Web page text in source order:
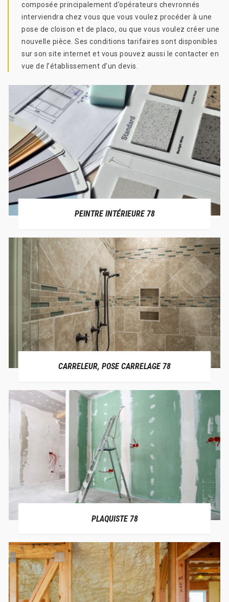
composée principalement d’opérateurs chevronnés
interviendra chez vous que vous voulez procéder à une
pose de cloison et de placo, ou que vous voulez créer une
nouvelle pièce. Ses conditions tarifaires sont disponibles
sur son site internet et vous pouvez aussi le contacter en
vue de l’établissement d’un devis.
PEINTRE INTÉRIEURE 78
CARRELEUR, POSE CARRELAGE 78
PLAQUISTE 78